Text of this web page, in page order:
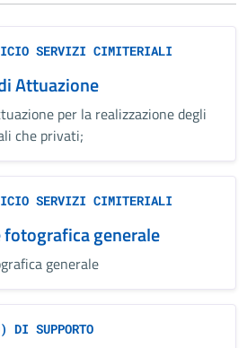
SERVIZI CIMITERIALI
Attuazione
per la realizzazione degli
che privati;
SERVIZI CIMITERIALI
generale
generale
DI SUPPORTO